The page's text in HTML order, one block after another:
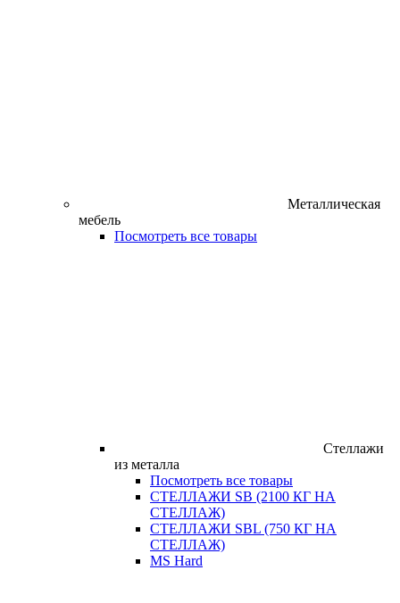
Металлическая
мебель
Посмотреть все товары
Стеллажи
из металла
Посмотреть все товары
СТЕЛЛАЖИ SB (2100 КГ НА
СТЕЛЛАЖ)
СТЕЛЛАЖИ SBL (750 КГ НА
СТЕЛЛАЖ)
MS Hard